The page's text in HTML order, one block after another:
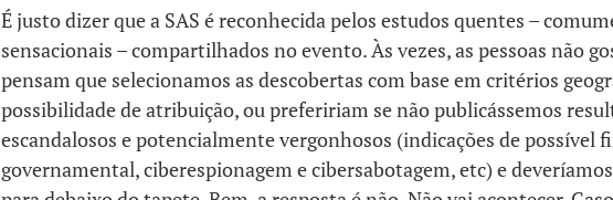
É justo dizer que a SAS é reconhecida pelos estudos quentes –
sensacionais – compartilhados no evento. Às vezes, as pessoas não
pensam que selecionamos as descobertas com base em critérios
possibilidade de atribuição, ou prefeririam se não publicássemos
escandalosos e potencialmente vergonhosos (indicações de possível
governamental, ciberespionagem e cibersabotagem, etc) e